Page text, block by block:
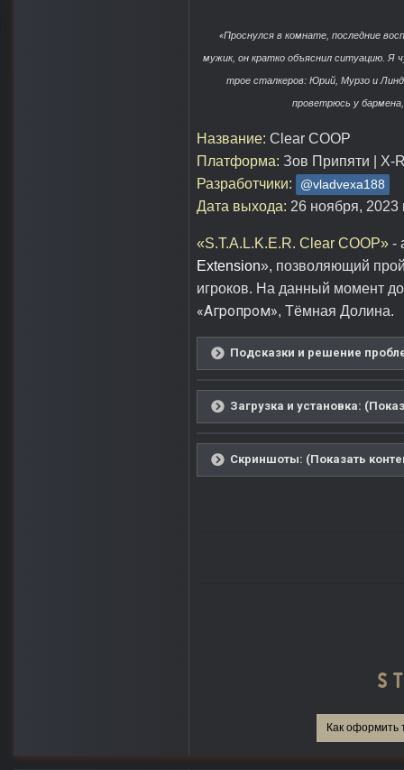
«Проснулся в комнате, последние
мужик, он кратко объяснил ситуацию. Я
трое сталкеров: Юрий, Мурзо и
проветрюсь у
Название: Clear COOP
Платформа: Зов Припяти | X-
Разработчики:
@vladvexa188
Дата выхода: 26 ноября, 2023
«S.T.A.L.K.E.R. Clear COOP» -
Extension», позволяющий
игроков. На данный момент
«Агропром», Тёмная Долина.
Подсказки и решение
Загрузка и установка:
Скриншоты: (Показать
Как оформить